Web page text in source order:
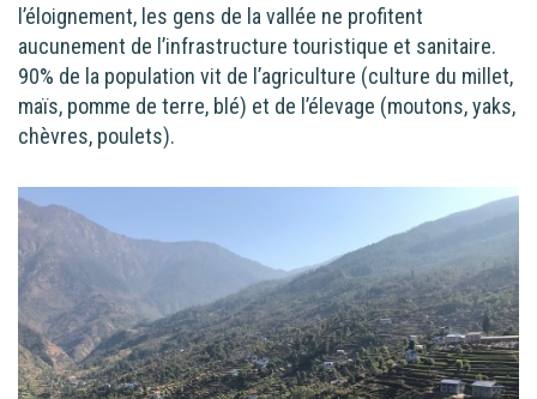
l’éloignement, les gens de la vallée ne profitent
aucunement de l’infrastructure touristique et sanitaire.
90% de la population vit de l’agriculture (culture du millet,
maïs, pomme de terre, blé) et de l’élevage (moutons, yaks,
chèvres, poulets).